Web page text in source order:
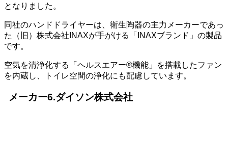
となりました。
同社のハンドドライヤーは、衛生陶器の主力メーカーであっ
た（旧）株式会社INAXが手がける「INAXブランド」の製品
です。
空気を清浄化する「ヘルスエアー®機能」を搭載したファン
を内蔵し、トイレ空間の浄化にも配慮しています。
メーカー6.ダイソン株式会社